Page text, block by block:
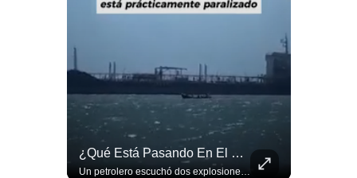
¿Qué Está Pasando En El Estrecho De Ormuz? | Gestión Mundo
Un petrolero escuchó dos explosiones mientras atravesaba el estrecho de Ormuz. Aunque no se confirmó un ataque directo, el tránsito marítimo estaba prácticamente paralizado: solo cruzaron dos buques, frente a un promedio habitual de entre 130 y 140 diarios. #EstrechoDeOrmuz #Petroleo #NoticiasInternacionales #UltimaHora #Shorts 👉 Suscríbete y activa la campana para no perderte nuestro análisis diario. 🌎 Síguenos en nuestras redes sociales: 📌 Web oficial: https://gestion.pe/mundo/ 📌 LinkedIn: http://bit.ly/3HYIET0 📌 X (Twitter): http://bit.ly/4noZtX9 📌 TikTok: http://bit.ly/4evB6TO